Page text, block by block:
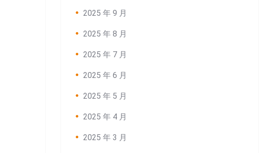
2025 年 9 月
2025 年 8 月
2025 年 7 月
2025 年 6 月
2025 年 5 月
2025 年 4 月
2025 年 3 月